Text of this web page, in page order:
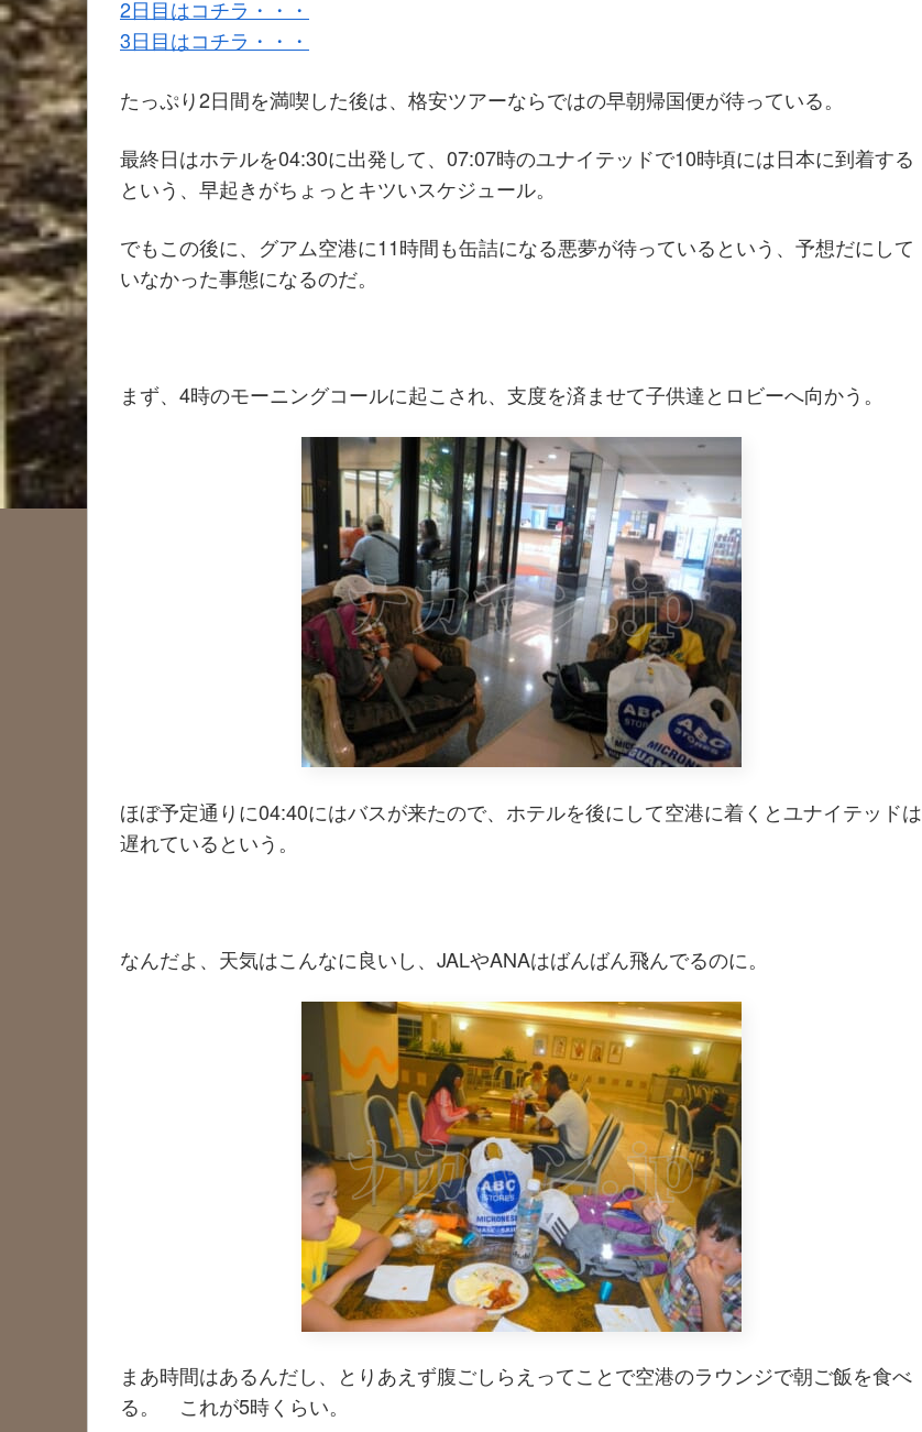
2日目はコチラ・・・
3日目はコチラ・・・
たっぷり2日間を満喫した後は、格安ツアーならではの早朝帰国便が待っている。
最終日はホテルを04:30に出発して、07:07時のユナイテッドで10時頃には日本に到着する
という、早起きがちょっとキツいスケジュール。
でもこの後に、グアム空港に11時間も缶詰になる悪夢が待っているという、予想だにして
いなかった事態になるのだ。
まず、4時のモーニングコールに起こされ、支度を済ませて子供達とロビーへ向かう。
ほぼ予定通りに04:40にはバスが来たので、ホテルを後にして空港に着くとユナイテッドは
遅れているという。
なんだよ、天気はこんなに良いし、JALやANAはばんばん飛んでるのに。
まあ時間はあるんだし、とりあえず腹ごしらえってことで空港のラウンジで朝ご飯を食べ
る。 これが5時くらい。